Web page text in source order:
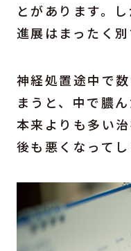
とがあります。
進展はまったく別
神経処置途中で
まうと、中で膿
本来よりも多い
後も悪くなって